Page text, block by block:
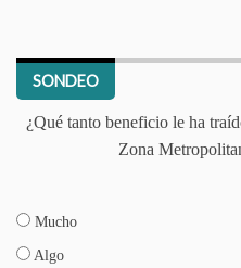
SONDEO
¿Qué tanto beneficio le ha
Zona
Mucho
Algo